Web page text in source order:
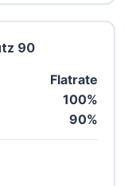
90
Flatrate
100%
90%